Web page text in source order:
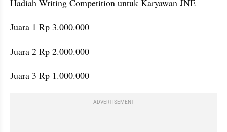
Hadiah Writing Competition untuk Karyawan JNE
Juara 1 Rp 3.000.000
Juara 2 Rp 2.000.000
ADVERTISEMENT